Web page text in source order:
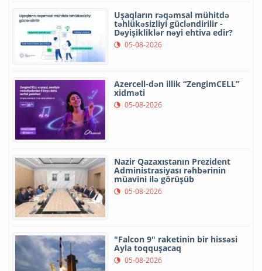
Uşaqların rəqəmsal mühitdə
təhlükəsizliyi gücləndirilir -
Dəyişikliklər nəyi ehtiva edir?
05-08-2026
Azercell-dən illik “ZengimCELL”
xidməti
05-08-2026
Nazir Qazaxıstanın Prezident
Administrasiyası rəhbərinin
müavini ilə görüşüb
05-08-2026
"Falcon 9" raketinin bir hissəsi
Ayla toqquşacaq
05-08-2026